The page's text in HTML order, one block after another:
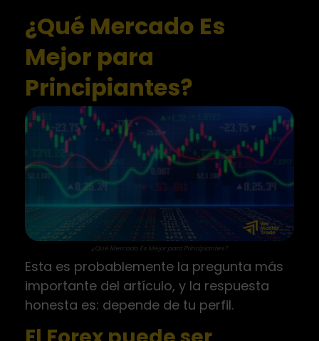
¿Qué Mercado Es
Mejor para
Principiantes?
¿Qué Mercado Es Mejor para Principiantes?
Esta es probablemente la pregunta más
importante del artículo, y la respuesta
honesta es: depende de tu perfil.